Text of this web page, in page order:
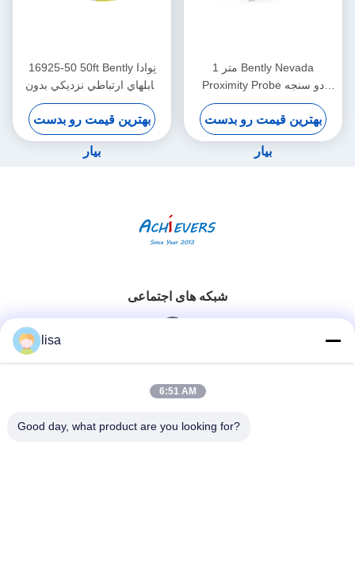
16925-50 50ft Bently نِوادا
کابلهاي ارتباطي نزديکي بدون
زره
بهترین قیمت رو بدست
بیار
1 متر Bently Nevada
Proximity Probe دو سنجه
00-000-309-00-03-01
بهترین قیمت رو بدست
بیار
شبکه های اجتماعی
تماس سریع
lisa
6:51 AM
Good day, what product are you looking for?